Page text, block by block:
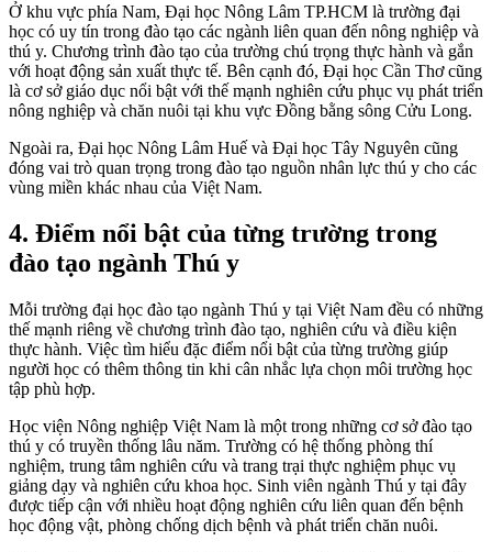
Ở khu vực phía Nam, Đại học Nông Lâm TP.HCM là trường đại
học có uy tín trong đào tạo các ngành liên quan đến nông nghiệp và
thú y. Chương trình đào tạo của trường chú trọng thực hành và gắn
với hoạt động sản xuất thực tế. Bên cạnh đó, Đại học Cần Thơ cũng
là cơ sở giáo dục nổi bật với thế mạnh nghiên cứu phục vụ phát triển
nông nghiệp và chăn nuôi tại khu vực Đồng bằng sông Cửu Long.
Ngoài ra, Đại học Nông Lâm Huế và Đại học Tây Nguyên cũng
đóng vai trò quan trọng trong đào tạo nguồn nhân lực thú y cho các
vùng miền khác nhau của Việt Nam.
4. Điểm nổi bật của từng trường trong
đào tạo ngành Thú y
Mỗi trường đại học đào tạo ngành Thú y tại Việt Nam đều có những
thế mạnh riêng về chương trình đào tạo, nghiên cứu và điều kiện
thực hành. Việc tìm hiểu đặc điểm nổi bật của từng trường giúp
người học có thêm thông tin khi cân nhắc lựa chọn môi trường học
tập phù hợp.
Học viện Nông nghiệp Việt Nam là một trong những cơ sở đào tạo
thú y có truyền thống lâu năm. Trường có hệ thống phòng thí
nghiệm, trung tâm nghiên cứu và trang trại thực nghiệm phục vụ
giảng dạy và nghiên cứu khoa học. Sinh viên ngành Thú y tại đây
được tiếp cận với nhiều hoạt động nghiên cứu liên quan đến bệnh
học động vật, phòng chống dịch bệnh và phát triển chăn nuôi.